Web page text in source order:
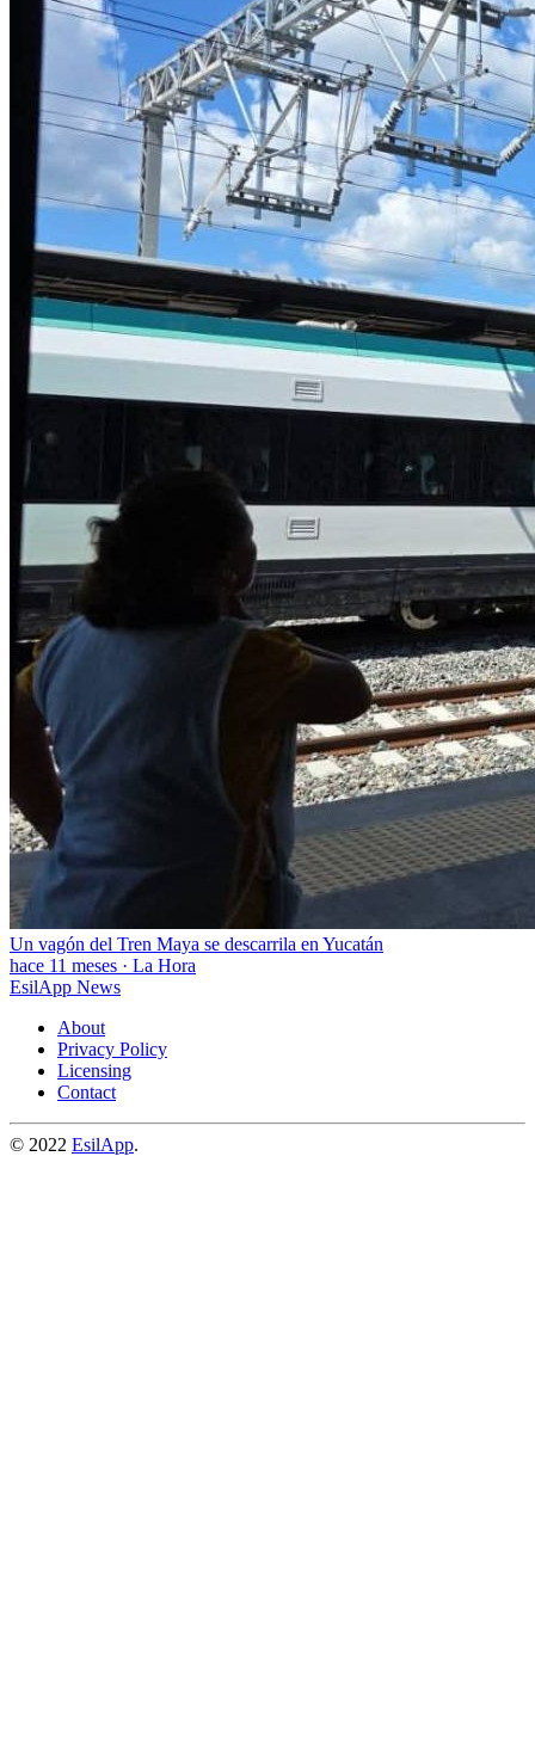
Un vagón del Tren Maya se descarrila en Yucatán
hace 11 meses · La Hora
EsilApp News
About
Privacy Policy
Licensing
Contact
© 2022 EsilApp.